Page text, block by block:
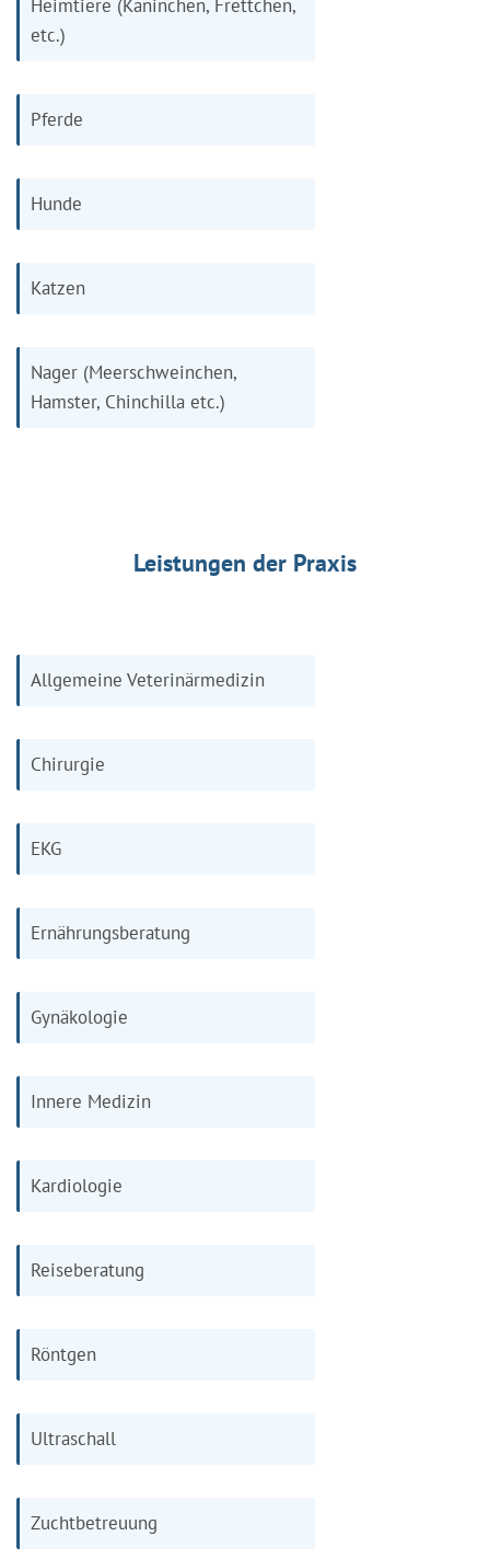
Heimtiere (Kaninchen, Frettchen,
etc.)
Pferde
Hunde
Katzen
Nager (Meerschweinchen,
Hamster, Chinchilla etc.)
Leistungen der Praxis
Allgemeine Veterinärmedizin
Chirurgie
EKG
Ernährungsberatung
Gynäkologie
Innere Medizin
Kardiologie
Reiseberatung
Röntgen
Ultraschall
Zuchtbetreuung